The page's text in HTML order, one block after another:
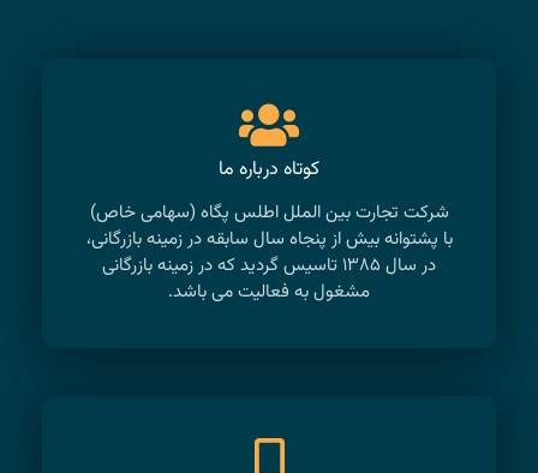
کوتاه درباره ما
شرکت تجارت بین الملل اطلس پگاه (سهامی خاص)
با پشتوانه بیش از پنجاه سال سابقه در زمینه بازرگانی،
در سال ۱۳۸۵ تاسیس گردید که در زمینه بازرگانی
مشغول به فعالیت می باشد.